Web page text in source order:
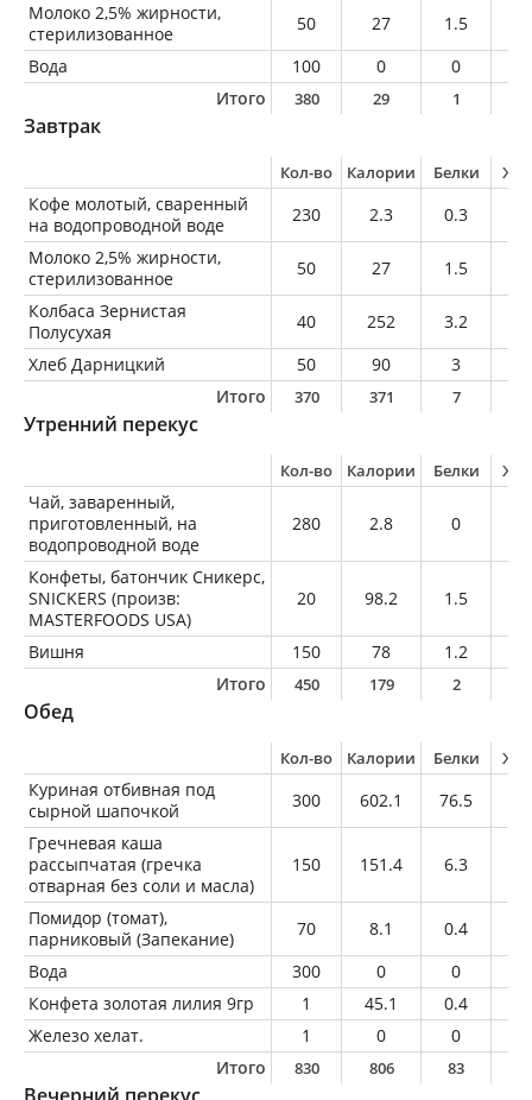
Молоко 2,5% жирности,
стерилизованное
50 27 1.5
Вода
100 0 0
Итого
380 29 1
Завтрак
Кол-во Калории Белки
Кофе молотый, сваренный
на водопроводной воде
230 2.3 0.3
Молоко 2,5% жирности,
стерилизованное
50 27 1.5
Колбаса Зернистая
Полусухая
40 252 3.2
Хлеб Дарницкий
50 90 3
Итого
370 371 7
Утренний перекус
Кол-во Калории Белки
Чай, заваренный,
приготовленный, на
водопроводной воде
280 2.8 0
Конфеты, батончик Сникерс,
SNICKERS (произв:
MASTERFOODS USA)
20 98.2 1.5
Вишня 150 78 1.2
Итого
450 179 2
Обед
Кол-во Калории Белки
Куриная отбивная под
сырной шапочкой
300 602.1 76.5
Гречневая каша
рассыпчатая (гречка
отварная без соли и масла)
150 151.4 6.3
Помидор (томат),
парниковый (Запекание)
70 8.1 0.4
Вода
300 0 0
Конфета золотая лилия 9гр
1 45.1 0.4
Железо хелат.
1 0 0
Итого
830 806 83